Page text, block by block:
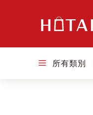
所有類別